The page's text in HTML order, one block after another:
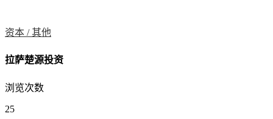
资本 /其他
拉萨楚源投资
浏览次数
25